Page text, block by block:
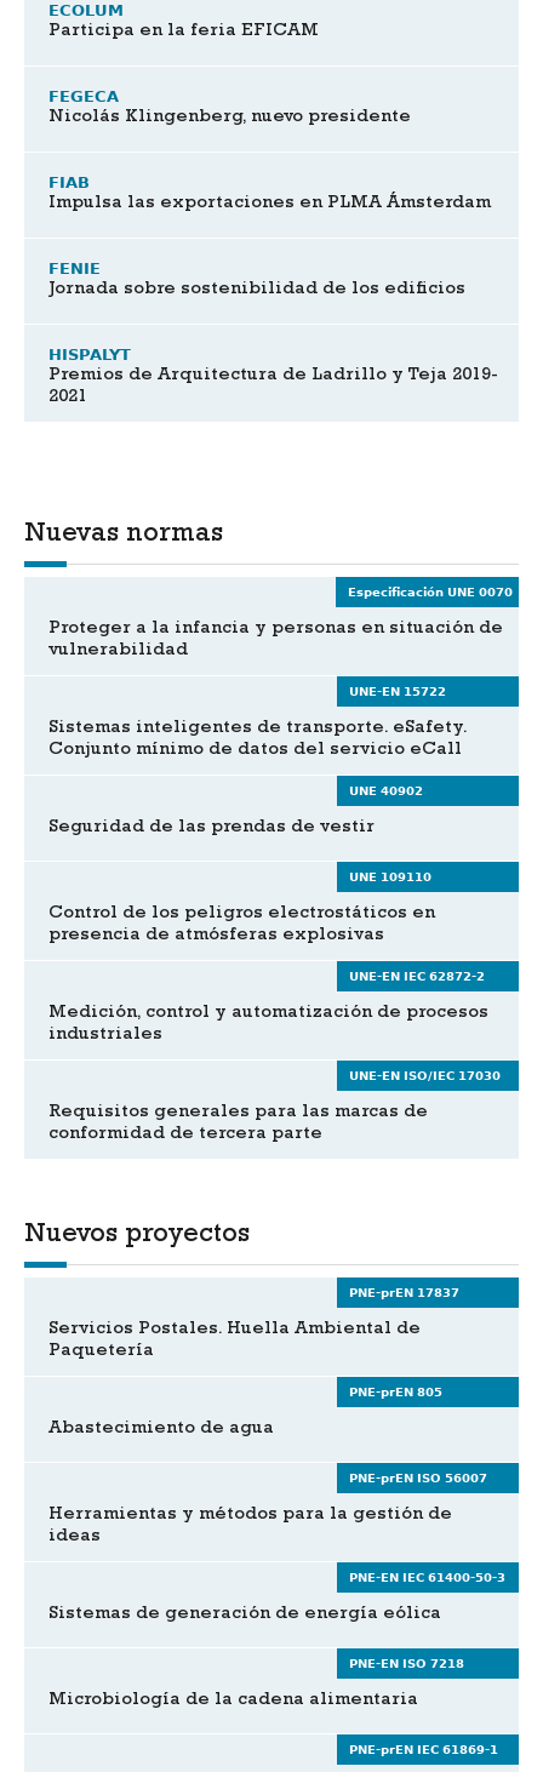
ECOLUM
Participa en la feria EFICAM
FEGECA
Nicolás Klingenberg, nuevo presidente
FIAB
Impulsa las exportaciones en PLMA Ámsterdam
FENIE
Jornada sobre sostenibilidad de los edificios
HISPALYT
Premios de Arquitectura de Ladrillo y Teja 2019-
2021
Nuevas normas
Especificación UNE 0070
Proteger a la infancia y personas en situación de
vulnerabilidad
UNE-EN 15722
Sistemas inteligentes de transporte. eSafety.
Conjunto mínimo de datos del servicio eCall
UNE 40902
Seguridad de las prendas de vestir
UNE 109110
Control de los peligros electrostáticos en
presencia de atmósferas explosivas
UNE-EN IEC 62872-2
Medición, control y automatización de procesos
industriales
UNE-EN ISO/IEC 17030
Requisitos generales para las marcas de
conformidad de tercera parte
Nuevos proyectos
PNE-prEN 17837
Servicios Postales. Huella Ambiental de
Paquetería
PNE-prEN 805
Abastecimiento de agua
PNE-prEN ISO 56007
Herramientas y métodos para la gestión de
ideas
PNE-EN IEC 61400-50-3
Sistemas de generación de energía eólica
PNE-EN ISO 7218
Microbiología de la cadena alimentaria
PNE-prEN IEC 61869-1